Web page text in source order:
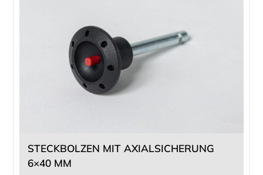
STECKBOLZEN MIT AXIALSICHERUNG
6×40 MM